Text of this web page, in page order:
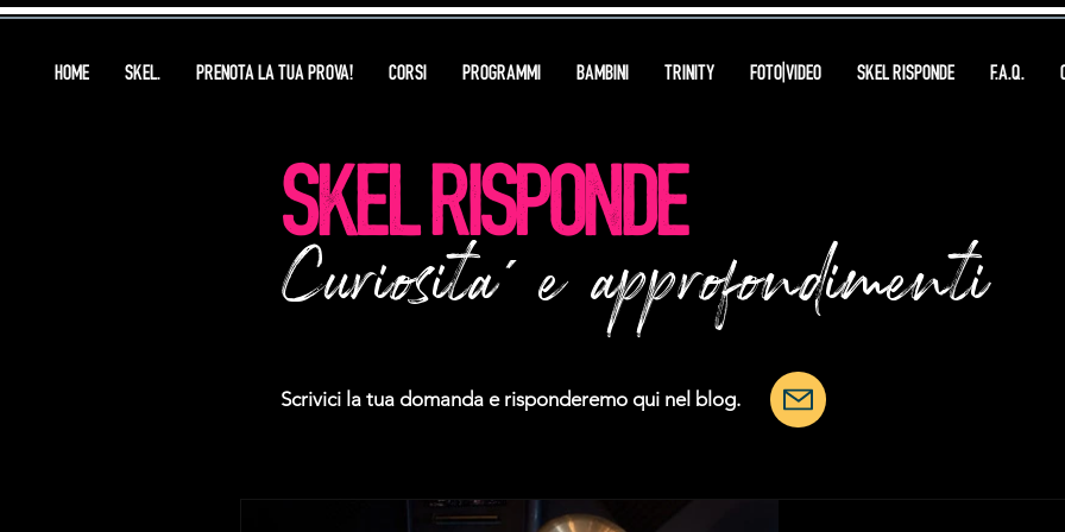
HOME SKEL. PRENOTA LA TUA PROVA! CORSI PROGRAMMI BAMBINI TRINITY FOTO|VIDEO SKEL RISPONDE F.A.Q.
SKEL RISPONDE
Curiosita'e approfondimenti
Scrivici la tua domanda e risponderemo qui nel blog.